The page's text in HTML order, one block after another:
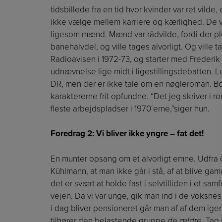
tidsbillede fra en tid hvor kvinder var ret
ikke vælge mellem karriere og kærlighed. De
ligesom mænd. Mænd var rådvilde, fordi der
banehalvdel, og ville tages alvorligt. Og ville
Radioavisen i 1972-73, og starter med
udnævnelse lige midt i ligestillingsdebatten.
DR, men der er ikke tale om en nøgleroman.
karaktererne frit opfundne. “Det jeg skriver i
fleste arbejdspladser i 1970´erne,”siger hun.
Foredrag 2: Vi bliver ikke yngre – fat det!
En munter opsang om et alvorligt emne.
Kühlmann, at man ikke går i stå, af at blive
det er svært at holde fast i selvtilliden i et
vejen. Da vi var unge, gik man ind i de
i dag bliver pensioneret går man af af dem